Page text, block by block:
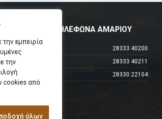
εμπειρία
την
cookies από
όλων
ΧΡΗΣΙΜΑ ΤΗΛΕΦΩΝΑ ΑΜΑΡΙΟΥ
Τηλεφωνικό Κέντρο
28333 40200
Δήμαρχος
28333 40211
Φαξ
28330 22104